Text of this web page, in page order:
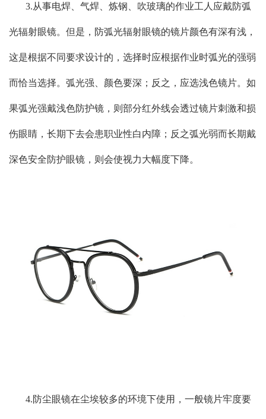
3.从事电焊、气焊、炼钢、吹玻璃的作业工人应戴防弧
光辐射眼镜。但是，防弧光辐射眼镜的镜片颜色有深有浅，
这是根据不同要求设计的，选择时应根据作业时弧光的强弱
而恰当选择。弧光强、颜色要深；反之，应选浅色镜片。如
果弧光强戴浅色防护镜，则部分红外线会透过镜片刺激和损
伤眼睛，长期下去会患职业性白内障；反之弧光弱而长期戴
深色安全防护眼镜，则会使视力大幅度下降。
4.防尘眼镜在尘埃较多的环境下使用，一般镜片牢度要